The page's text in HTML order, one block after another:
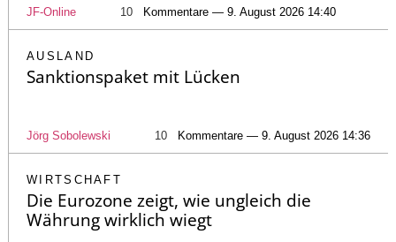
JF-Online 10 Kommentare — 9. August 2026 14:40
AUSLAND
Sanktionspaket mit Lücken
Jörg Sobolewski 10 Kommentare — 9. August 2026 14:36
WIRTSCHAFT
Die Eurozone zeigt, wie ungleich die
Währung wirklich wiegt